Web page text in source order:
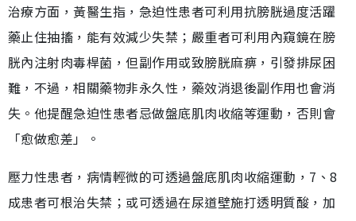
治療方面，黃醫生指，急迫性患者可利用抗膀胱過度活躍
藥止住抽搐，能有效減少失禁；嚴重者可利用內窺鏡在膀
胱內注射肉毒桿菌，但副作用或致膀胱麻痹，引發排尿困
難，不過，相關藥物非永久性，藥效消退後副作用也會消
失。他提醒急迫性患者忌做盤底肌肉收縮等運動，否則會
「愈做愈差」。
壓力性患者，病情輕微的可透過盤底肌肉收縮運動，7、8
成患者可根治失禁；或可透過在尿道壁施打透明質酸，加